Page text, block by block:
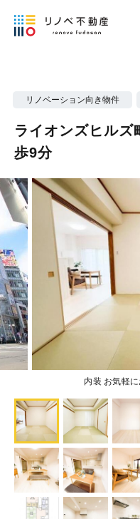
リノベーション向き物件
ライオンズヒル
歩9分
内装 お気軽に